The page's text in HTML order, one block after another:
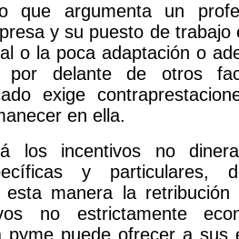
que argumenta un
y su puesto de trabajo
o la poca adaptación o
por delante de otros
exige
en ella.
los incentivos no
y particulares,
esta manera la
no estrictamente
pyme puede ofrecer a sus